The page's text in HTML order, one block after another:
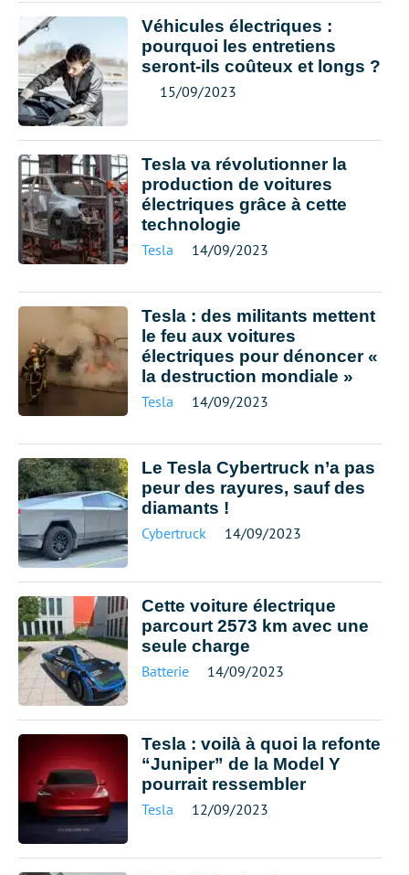
Véhicules électriques :
pourquoi les entretiens
seront-ils coûteux et longs ?
15/09/2023
Tesla va révolutionner la
production de voitures
électriques grâce à cette
technologie
Tesla 14/09/2023
Tesla : des militants mettent
le feu aux voitures
électriques pour dénoncer «
la destruction mondiale »
Tesla 14/09/2023
Le Tesla Cybertruck n’a pas
peur des rayures, sauf des
diamants !
Cybertruck 14/09/2023
Cette voiture électrique
parcourt 2573 km avec une
seule charge
Batterie 14/09/2023
Tesla : voilà à quoi la refonte
“Juniper” de la Model Y
pourrait ressembler
Tesla 12/09/2023